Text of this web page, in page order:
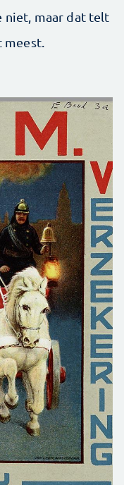
niet, maar dat telt
meest.